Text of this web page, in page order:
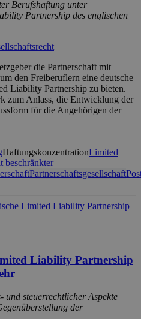
Berufshaftung unter
Partnership des englischen
die Partnerschaft mit
den Freiberuflern eine deutsche
Liability Partnership zu bieten.
zum Anlass, die Entwicklung der
für die Angehörigen der
HaftungskonzentrationLimited
beschränkter
Partnerschaftsgesellschaft
Liability Partnership
und steuerrechtlicher Aspekte
der